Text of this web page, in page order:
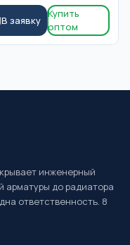
В заявку
Купить
оптом
инженерный
арматуры до радиатора
ответственность. 8